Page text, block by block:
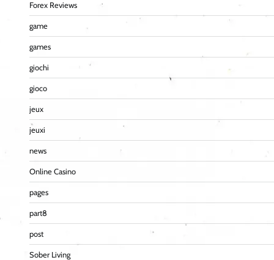
Forex Reviews
game
games
giochi
gioco
jeux
jeuxi
news
Online Casino
pages
part8
post
Sober Living